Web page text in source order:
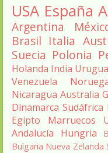
USA España
Argentina
Brasil Italia
Suecia Polonia
Holanda India
Venezuela
Nicaragua Australia
Dinamarca Sudáfrica
Egipto
Marruecos
Andalucía
Hungria
Bulgaria Nueva Zelanda